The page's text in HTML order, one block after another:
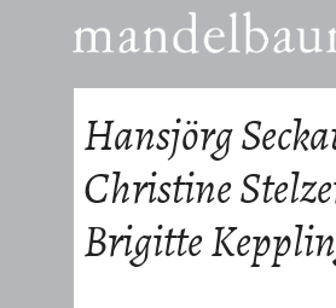
Hansjörg
Christine
Brigitte